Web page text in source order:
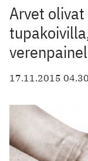
Arvet
17.11.2015 04.30